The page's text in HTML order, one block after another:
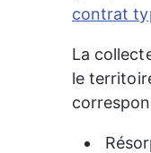
contrat
La
le